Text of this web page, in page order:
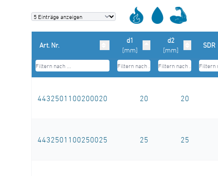
Art. Nr.
d1
[mm]
d2
[mm]
SDR
4432501100200020 20 20
4432501100250025 25 25